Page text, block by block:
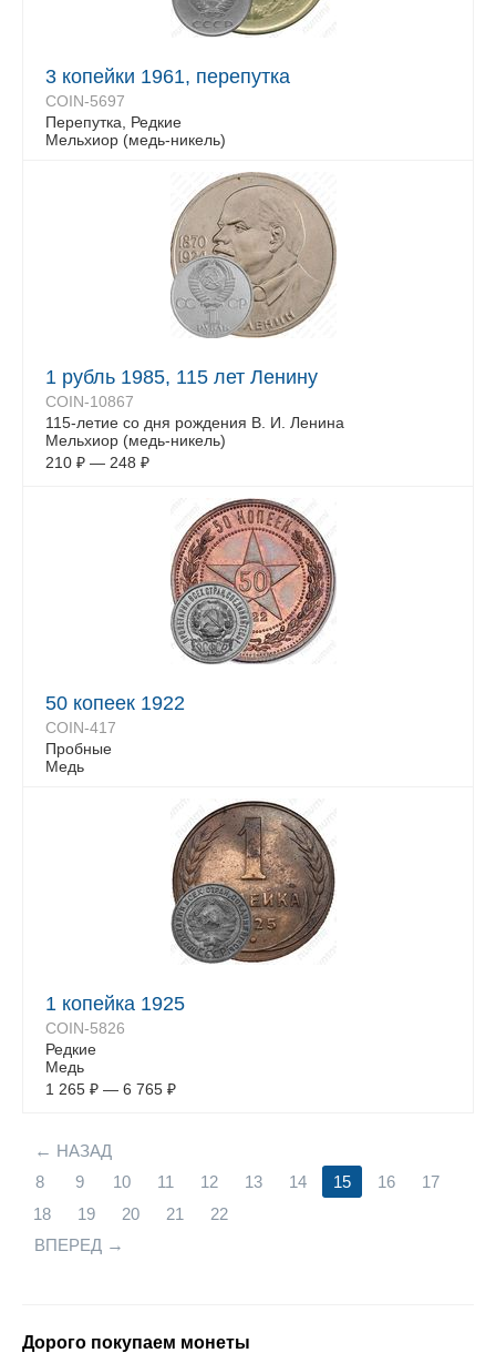
3 копейки 1961, перепутка
COIN-5697
Перепутка, Редкие
Мельхиор (медь-никель)
1 рубль 1985, 115 лет Ленину
COIN-10867
115-летие со дня рождения В. И. Ленина
Мельхиор (медь-никель)
210 ₽ — 248 ₽
50 копеек 1922
COIN-417
Пробные
Медь
1 копейка 1925
COIN-5826
Редкие
Медь
1 265 ₽ — 6 765 ₽
НАЗАД
8
9 10 11 12 13 14 15 16
17
18
19 20 21
22
ВПЕРЕД
Дорого покупаем монеты